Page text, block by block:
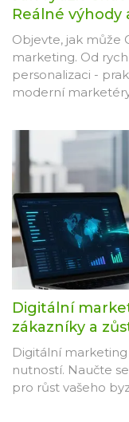
Reálné
Objevte, jak může
marketing. Od
personalizaci -
moderní
Digitální
zákazníky a
Digitální
nutností. Naučte
pro růst vašeho